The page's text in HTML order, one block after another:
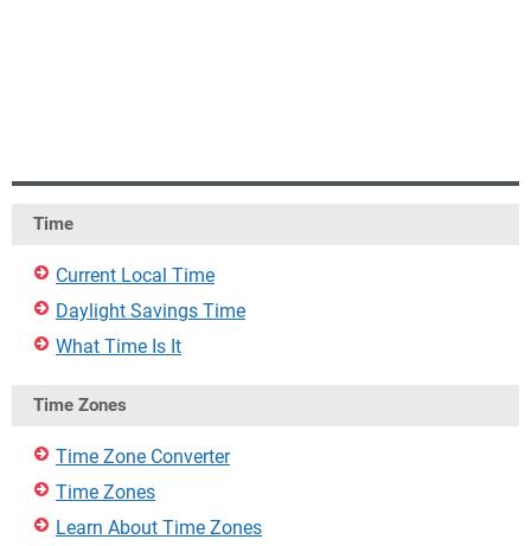
Time
Current Local Time
Daylight Savings Time
What Time Is It
Time Zones
Time Zone Converter
Time Zones
Learn About Time Zones